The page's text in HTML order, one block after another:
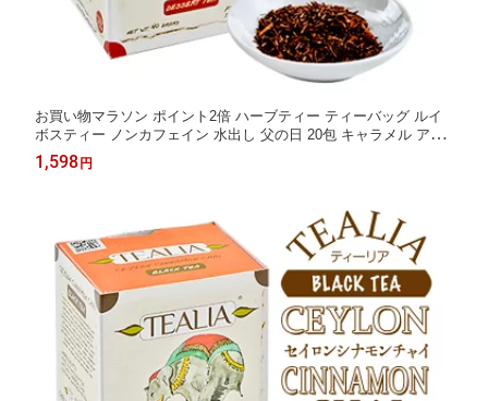
お買い物マラソン ポイント2倍 ハーブティー ティーバッグ ルイ
ボスティー ノンカフェイン 水出し 父の日 20包 キャラメル アッ
プル ギフト ルイボス茶 お祝い かわいい プレゼント フレーバー
ティー tealia リラックス 妊婦 産前 産後 妊娠中 授乳中 寝る前 出
1,598 円